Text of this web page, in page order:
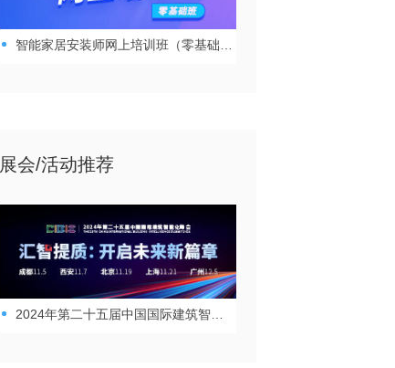
展会/活动推荐
2024年第二十五届中国国际建筑智能化峰会